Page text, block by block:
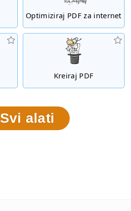
Optimiziraj PDF za internet
Kreiraj PDF
Svi alati